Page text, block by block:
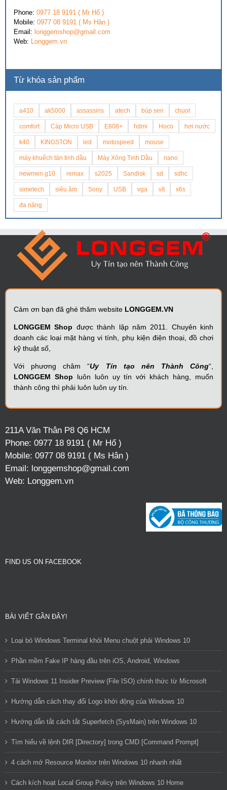
Phone: 0977 18 9191 ( Mr Hổ )
Mobile: 0977 08 9191 ( Ms Hân )
Email: longgemshop@gmail.com
Web: Longgem.vn
Từ khóa sản phẩm
a410 ak5000 assassins atech búp sen chuot
comfort Cáp Micro USB E808+ hdmi Hoco hơi nước
k40 KINGSTON led motospeed mouse
máy khuếch tán tinh dầu Máy Xông Tinh Dầu nano
newmen g10 remax s2025 Sandisk sd sdhc
simetech siêu âm Sony USB vga vít x6s
đa năng
Cảm ơn bạn đã ghé thăm website LONGGEM.VN
LONGGEM Shop được thành lập năm 2011. Chuyên kinh
doanh các loại mặt hàng vi tính, phụ kiện điện thoại, đồ chơi
kỹ thuật số,
Với phương châm “Uy Tín tạo nên Thành Công“,
LONGGEM Shop luôn luôn uy tín với khách hàng, muốn
thành công thì phải luôn luôn uy tín.
211A Văn Thân P8 Q6 HCM
Phone: 0977 18 9191 ( Mr Hổ )
Mobile: 0977 08 9191 ( Ms Hân )
Email: longgemshop@gmail.com
Web: Longgem.vn
FIND US ON FACEBOOK
BÀI VIẾT GẦN ĐÂY!
Loại bỏ Windows Terminal khỏi Menu chuột phải Windows 10
Phần mềm Fake IP hàng đầu trên iOS, Android, Windows
Tải Windows 11 Insider Preview (File ISO) chính thức từ Microsoft
Hướng dẫn cách thay đổi Logo khởi động của Windows 10
Hướng dẫn tắt cách tắt Superfetch (SysMain) trên Windows 10
Tìm hiểu về lệnh DIR [Directory] trong CMD [Command Prompt]
4 cách mở Resource Monitor trên Windows 10 nhanh nhất
Cách kích hoạt Local Group Policy trên Windows 10 Home